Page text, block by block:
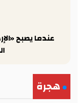
عندما يصبح
هجرة